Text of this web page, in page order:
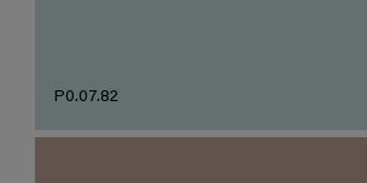
P0.07.82